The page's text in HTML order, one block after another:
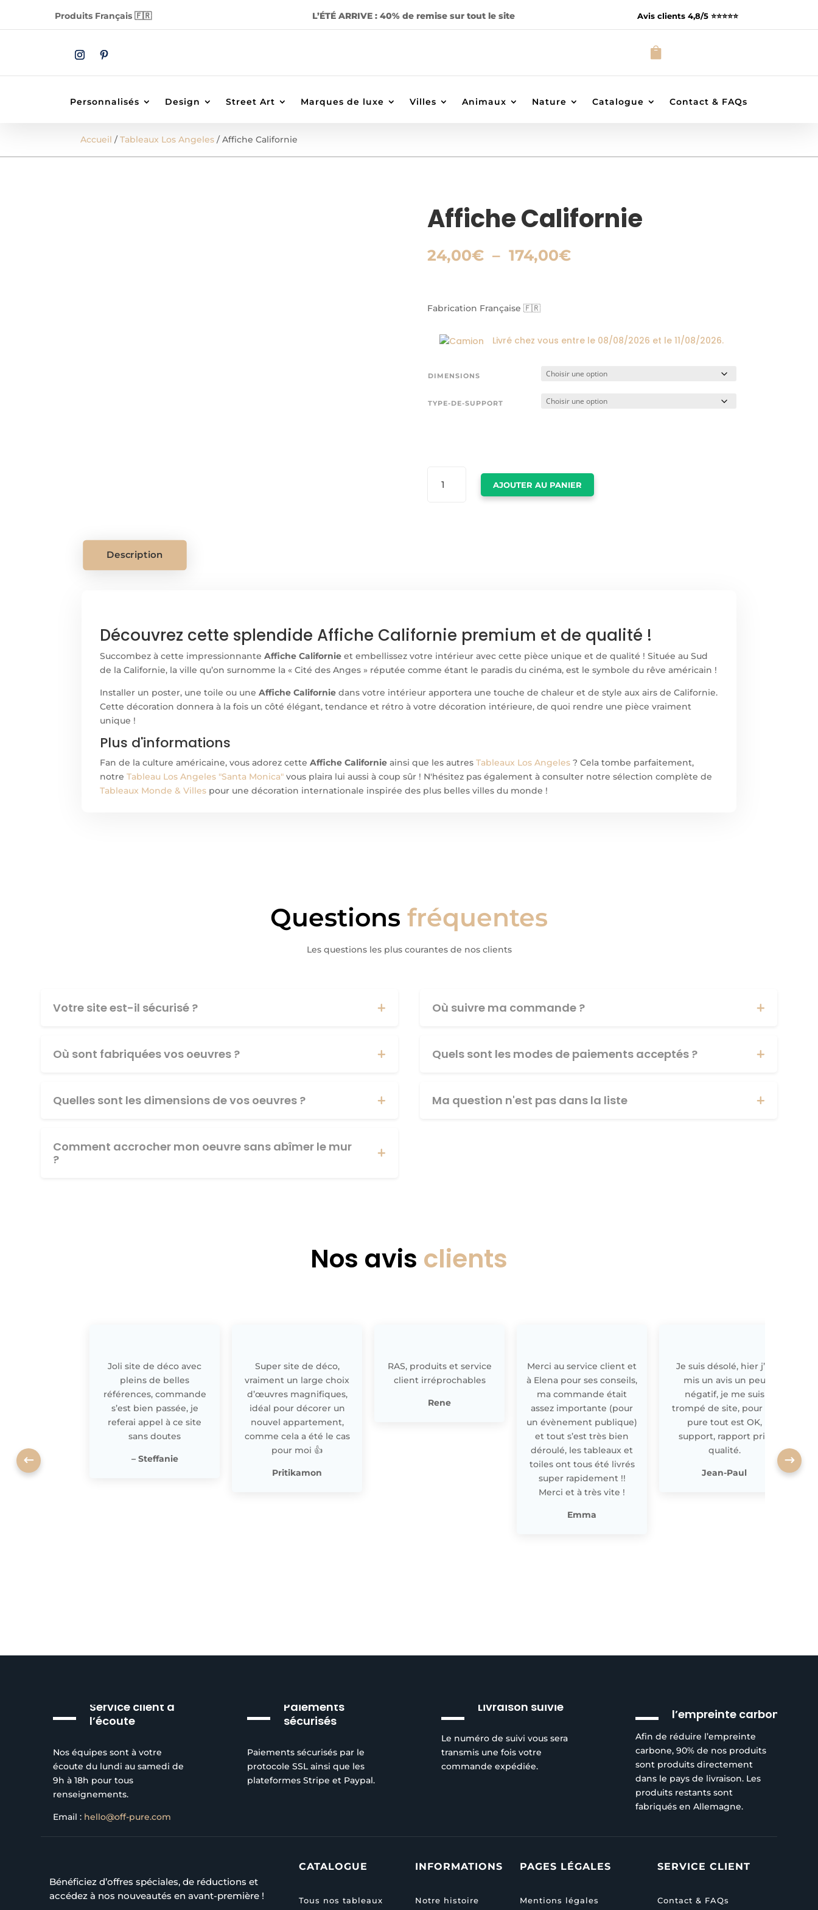
Produits Français 🇫🇷 L’ÉTÉ ARRIVE : 40% de remise sur tout le site Avis clients 4,8/5 ⭐️⭐️⭐️⭐️⭐️

Personnalisés Design Street Art Marques de luxe Villes Animaux Nature Catalogue Contact & FAQs
Accueil /Tableaux Los Angeles / Affiche Californie
Affiche Californie
24,00€ – 174,00€Plage
Fabrication Française 🇫🇷
Livré chez vous entre le 08/08/2026 et le11/08/2026.
DIMENSIONS
TYPE-DE-SUPPORT
AJOUTER AU PANIER
Description
Découvrez cette splendide Affiche Californie premium et de qualité !
Succombez à cette impressionnanteAffiche Californie et embellissez votre intérieur avec cette pièce unique et de qualité ! Située au Sud
de la Californie, la ville qu’on surnomme la « Cité des Anges » réputée comme étant le paradis du cinéma, est le symbole du rêve américain !
Installer un poster, une toile ou uneAffiche Californie dans votre intérieur apportera une touche de chaleur et de style aux airs de Californie.
Cette décoration donnera à la fois un côté élégant, tendance et rétro à votre décoration intérieure, de quoi rendre une pièce vraiment
unique !
Plus d'informations
Fan de la culture américaine, vous adorez cetteAffiche Californie ainsi que les autresTableaux Los Angeles ? Cela tombe parfaitement,
notreTableau Los Angeles "Santa Monica" vous plaira lui aussi à coup sûr ! N'hésitez pas également à consulter notre sélection complète de
Tableaux Monde & Villes pour une décoration internationale inspirée des plus belles villes du monde !
Questions fréquentes
Les questions les plus courantes de nos clients
Votre site est-il sécurisé ?
Où sont fabriquées vos oeuvres ?
Quelles sont les dimensions de vos oeuvres ?
Comment accrocher mon oeuvre sans abîmer le mur
?
Où suivre ma commande ?
Quels sont les modes de paiements acceptés ?
Ma question n'est pas dans la liste
Nos avis clients
Joli site de déco avec
pleins de belles
références, commande
s’est bien passée, je
referai appel à ce site
sans doutes
– Steffanie
Super site de déco,
vraiment un large choix
d’œuvres magnifiques,
idéal pour décorer un
nouvel appartement,
comme cela a été le cas
pour moi 👍
Pritikamon
RAS, produits et service
client irréprochables
Rene
Merci au service client et
à Elena pour ses conseils,
ma commande était
assez importante (pour
un évènement publique)
et tout s’est très bien
déroulé, les tableaux et
toiles ont tous été livrés
super rapidement !!
Merci et à très vite !
Emma
Je suis désolé, hier j’ai
mis un avis un peu
négatif, je me suis
trompé de site, pour off
pure tout est OK,
support, rapport prix
qualité.
Jean-Paul
Service client à
l’écoute
Nos équipes sont à votre
écoute du lundi au samedi de
9h à 18h pour tous
renseignements.
Email : hello@off-pure.com
Paiements
sécurisés
Paiements sécurisés par le
protocole SSL ainsi que les
plateformes Stripe et Paypal.
Livraison suivie
Le numéro de suivi vous sera
transmis une fois votre
commande expédiée.
l’empreinte carbone
Afin de réduire l’empreinte
carbone, 90% de nos produits
sont produits directement
dans le pays de livraison. Les
produits restants sont
fabriqués en Allemagne.
Bénéficiez d’offres spéciales, de réductions et
accédez à nos nouveautés en avant-première !
CATALOGUE
Tous nos tableaux
INFORMATIONS
Notre histoire
PAGES LÉGALES
Mentions légales
SERVICE CLIENT
Contact & FAQs